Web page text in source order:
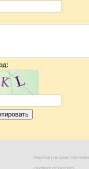
РАБОТАЕТ НА БАЗЕ
СЕРВЕРЕ ОТ FASTVPS